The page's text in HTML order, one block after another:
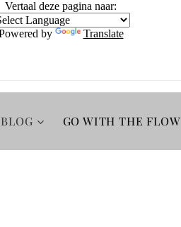
Vertaal deze pagina naar:
by Translate
GO WITH THE FLOW